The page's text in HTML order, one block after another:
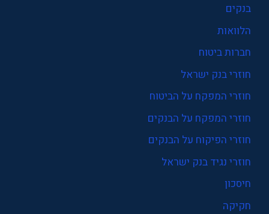
בנקים
הלוואות
חברות ביטוח
חוזרי בנק ישראל
חוזרי המפקח על הביטוח
חוזרי המפקח על הבנקים
חוזרי הפיקוח על הבנקים
חוזרי נגיד בנק ישראל
חיסכון
חקיקה